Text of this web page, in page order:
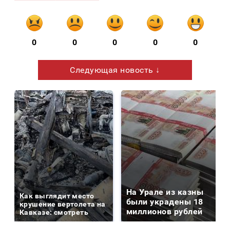
0 0 0 0 0
Следующая новость ↓
Как выглядит место
крушение вертолета на
Кавказе: смотреть
На Урале из казны
были украдены 18
миллионов рублей